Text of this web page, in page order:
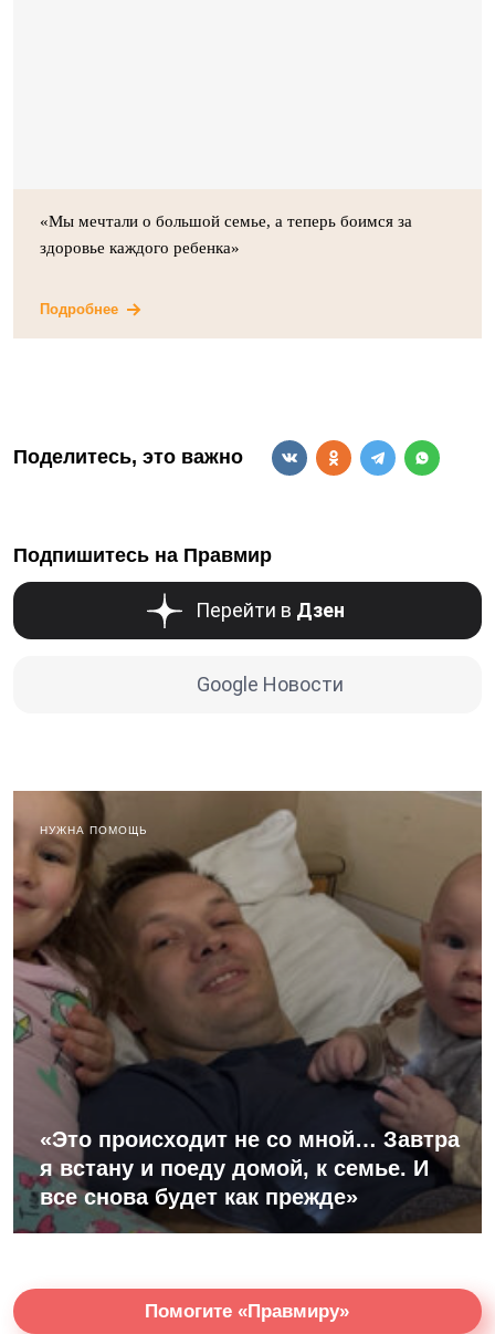
«Мы мечтали о большой семье, а теперь боимся за
здоровье каждого ребенка»
Подробнее
Поделитесь, это важно
Подпишитесь на Правмир
Перейти в Дзен
Google Новости
НУЖНА ПОМОЩЬ
«Это происходит не со мной… Завтра
я встану и поеду домой, к семье. И
все снова будет как прежде»
Помогите «Правмиру»